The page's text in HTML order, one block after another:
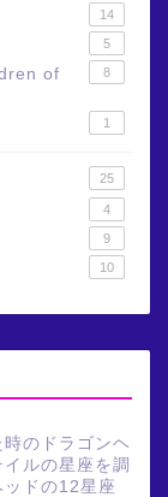
14
5
of
8
1
25
4
9
10
のドラゴンヘ
ルの星座を調
ドの12星座